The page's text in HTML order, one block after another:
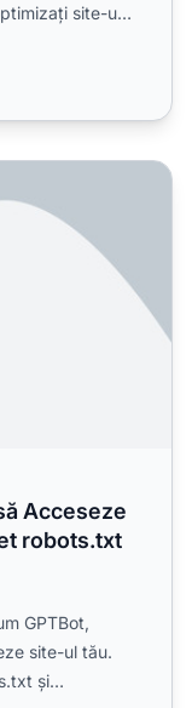
site-ul
Website-ul Tău:
Acceseze
robots.txt
GPTBot,
site-ul tău.
și